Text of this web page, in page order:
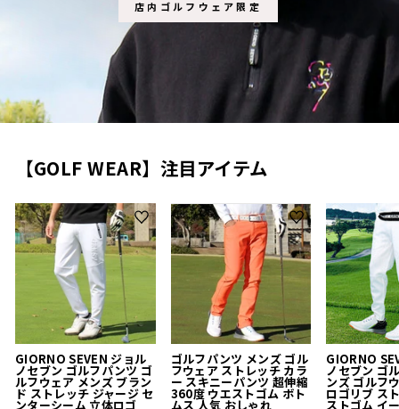
店内ゴルフウェア限定
【GOLF WEAR】注目アイテム
GIORNO SEVEN ジョル
ノセブン ゴルフパンツ ゴ
ルフウェア メンズ ブラン
ド ストレッチ ジャージ セ
ンターシーム 立体ロゴ
ゴルフパンツ メンズ ゴル
フウェア ストレッチ カラ
ー スキニーパンツ 超伸縮
360度 ウエストゴム ボト
ムス 人気 おしゃれ
GIORNO
ノセブン ゴ
ンズ ゴルフ
ロゴリブ ス
ストゴム イ